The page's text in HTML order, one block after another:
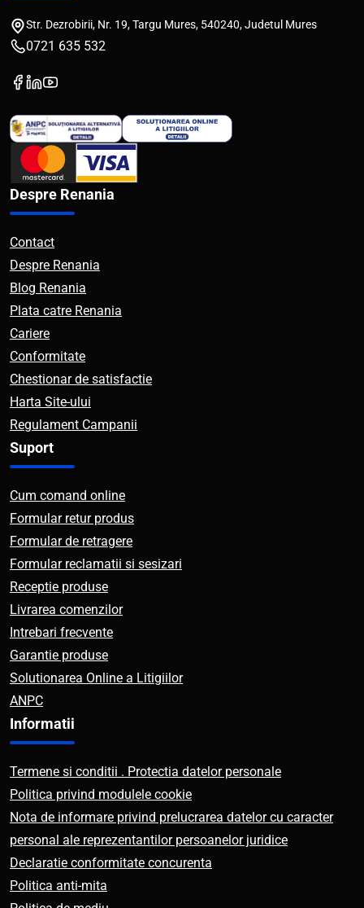
Str. Dezrobirii, Nr. 19, Targu Mures, 540240, Judetul Mures
0721 635 532
Despre Renania
Contact
Despre Renania
Blog Renania
Plata catre Renania
Cariere
Conformitate
Chestionar de satisfactie
Harta Site-ului
Regulament Campanii
Suport
Cum comand online
Formular retur produs
Formular de retragere
Formular reclamatii si sesizari
Receptie produse
Livrarea comenzilor
Intrebari frecvente
Garantie produse
Solutionarea Online a Litigiilor
ANPC
Informatii
Termene si conditii . Protectia datelor personale
Politica privind modulele cookie
Nota de informare privind prelucrarea datelor cu caracter
personal ale reprezentantilor persoanelor juridice
Declaratie conformitate concurenta
Politica anti-mita